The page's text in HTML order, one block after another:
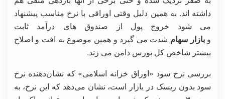
داشته اند. به همین دلیل وقتی اوراقی با نرخ مناسب پیشنهاد
می شود خروج پول از صندوق های درآمد ثابت
وبازار سهام شدت می گیرد و همین موضوع به افت و اصلاح
بیشتر شاخص کل بورس دامن می زند.
بررسی نرخ سود «اوراق خزانه اسلامی» که نشان‌دهنده نرخ
سود بدون ریسک در بازار است، نشان می‌دهد که این نرخ، به